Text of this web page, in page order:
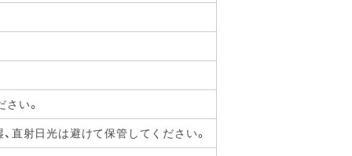
い。
直射日光は避けて保管してください。